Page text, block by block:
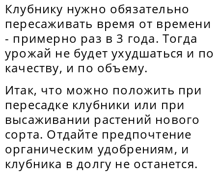
Клубнику нужно обязательно
пересаживать время от времени
- примерно раз в 3 года. Тогда
урожай не будет ухудшаться и по
качеству, и по объему.
Итак, что можно положить при
пересадке клубники или при
высаживании растений нового
сорта. Отдайте предпочтение
органическим удобрениям, и
клубника в долгу не останется.